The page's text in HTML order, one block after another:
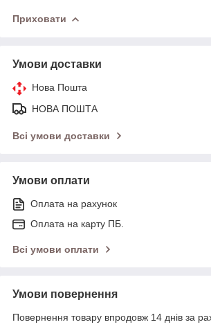
Приховати
Умови доставки
Нова Пошта
НОВА ПОШТА
Всі умови доставки
Умови оплати
Оплата на рахунок
Оплата на карту ПБ.
Всі умови оплати
Умови повернення
Повернення товару впродовж 14 днів за